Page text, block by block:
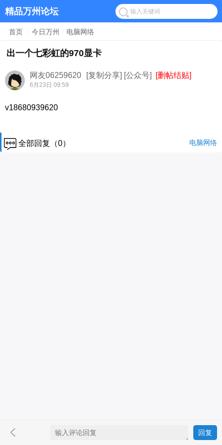
精品万州论坛
首页 今日万州 电脑网络
出一个七彩虹的970显卡
网友06259620
6月23日 09:59
[复制分享] [公众号] [删帖结贴]
v18680939620
全部回复（0） 电脑网络